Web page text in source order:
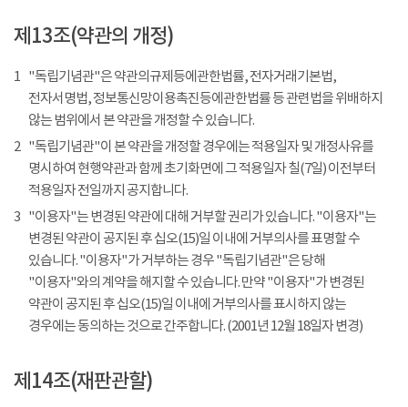
제13조(약관의 개정)
1 "독립기념관"은 약관의규제등에관한법률, 전자거래기본법,
전자서명법, 정보통신망이용촉진등에관한법률 등 관련법을 위배하지
않는 범위에서 본 약관을 개정할 수 있습니다.
2 "독립기념관"이 본 약관을 개정할 경우에는 적용일자 및 개정사유를
명시하여 현행약관과 함께 초기화면에 그 적용일자 칠(7일) 이전부터
적용일자 전일까지 공지합니다.
3 "이용자"는 변경된 약관에 대해 거부할 권리가 있습니다. "이용자"는
변경된 약관이 공지된 후 십오(15)일 이내에 거부의사를 표명할 수
있습니다. "이용자"가 거부하는 경우 "독립기념관"은 당해
"이용자"와의 계약을 해지할 수 있습니다. 만약 "이용자"가 변경된
약관이 공지된 후 십오(15)일 이내에 거부의사를 표시하지 않는
경우에는 동의하는 것으로 간주합니다. (2001년 12월 18일자 변경)
제14조(재판관할)